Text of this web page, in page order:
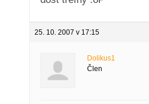
25. 10. 2007 v 17:15
Dolikus1
Člen